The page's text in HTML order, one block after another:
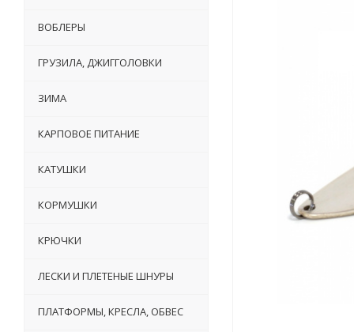
ВОБЛЕРЫ
ГРУЗИЛА, ДЖИГГОЛОВКИ
ЗИМА
КАРПОВОЕ ПИТАНИЕ
КАТУШКИ
КОРМУШКИ
КРЮЧКИ
ЛЕСКИ И ПЛЕТЕНЫЕ ШНУРЫ
ПЛАТФОРМЫ, КРЕСЛА, ОБВЕС